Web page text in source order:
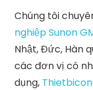
Chúng tôi
nghiệp Sunon
Nhật, Đức, Hàn
các đơn vị có
dụng,